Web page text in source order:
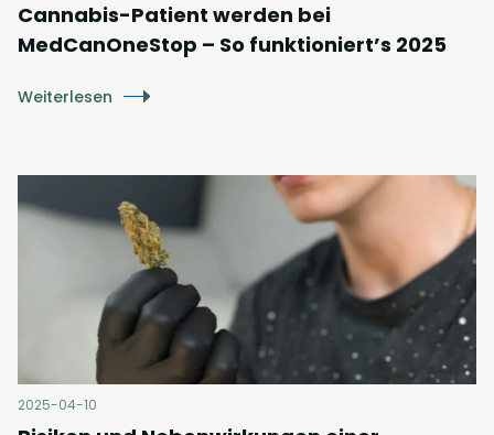
Cannabis-Patient werden bei
MedCanOneStop – So funktioniert’s 2025
Weiterlesen
2025-04-10